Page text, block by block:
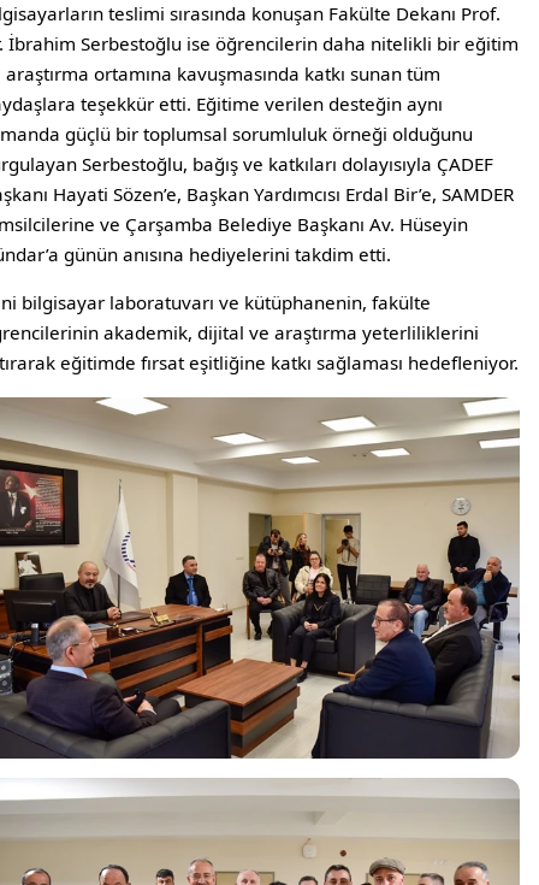
teslimi sırasında konuşan Fakülte Dekanı Prof.
İbrahim Serbestoğlu ise öğrencilerin daha nitelikli bir eğitim
araştırma ortamına kavuşmasında katkı sunan tüm
teşekkür etti. Eğitime verilen desteğin aynı
güçlü bir toplumsal sorumluluk örneği olduğunu
Serbestoğlu, bağış ve katkıları dolayısıyla ÇADEF
Hayati Sözen’e, Başkan Yardımcısı Erdal Bir’e, SAMDER
ve Çarşamba Belediye Başkanı Av. Hüseyin
günün anısına hediyelerini takdim etti.
bilgisayar laboratuvarı ve kütüphanenin, fakülte
akademik, dijital ve araştırma yeterliliklerini
eğitimde fırsat eşitliğine katkı sağlaması hedefleniyor.